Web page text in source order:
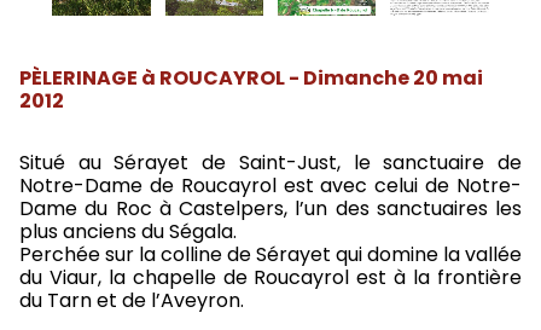
PÈLERINAGE à ROUCAYROL - Dimanche 20 mai
2012
Situé au Sérayet de Saint-Just, le sanctuaire de
Notre-Dame de Roucayrol est avec celui de Notre-
Dame du Roc à Castelpers, l’un des sanctuaires les
plus anciens du Ségala.
Perchée sur la colline de Sérayet qui domine la vallée
du Viaur, la chapelle de Roucayrol est à la frontière
du Tarn et de l’Aveyron.